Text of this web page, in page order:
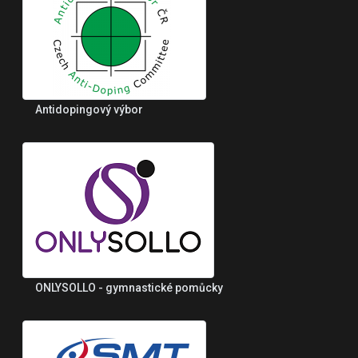
Antidopingový výbor
ONLYSOLLO - gymnastické pomůcky